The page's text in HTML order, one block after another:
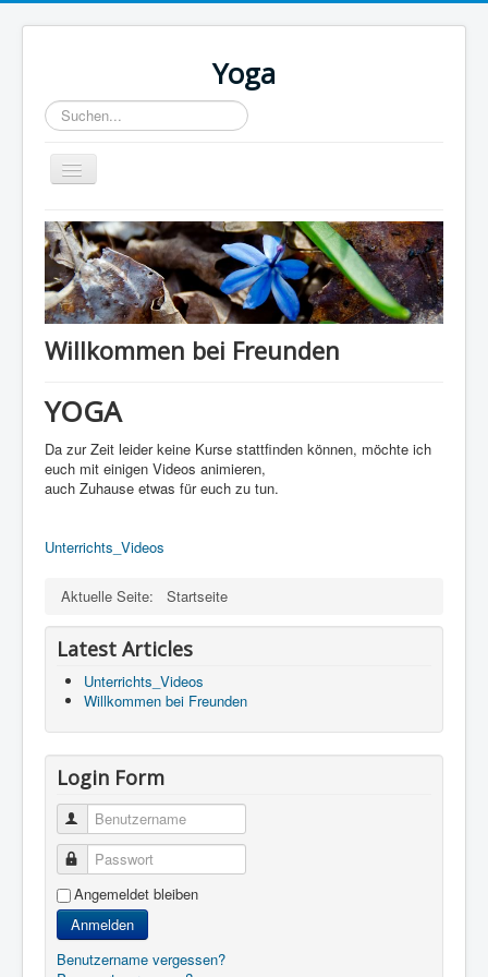
Yoga
Suchen...
Toggle
Navigation
Home
Willkommen bei Freunden
YOGA
Da zur Zeit leider keine Kurse stattfinden können, möchte ich
euch mit einigen Videos animieren,
auch Zuhause etwas für euch zu tun.
Unterrichts_Videos
Aktuelle Seite: Startseite
Latest Articles
Unterrichts_Videos
Willkommen bei Freunden
Login Form
Benutzername
Passwort
Angemeldet bleiben
Anmelden
Benutzername vergessen?